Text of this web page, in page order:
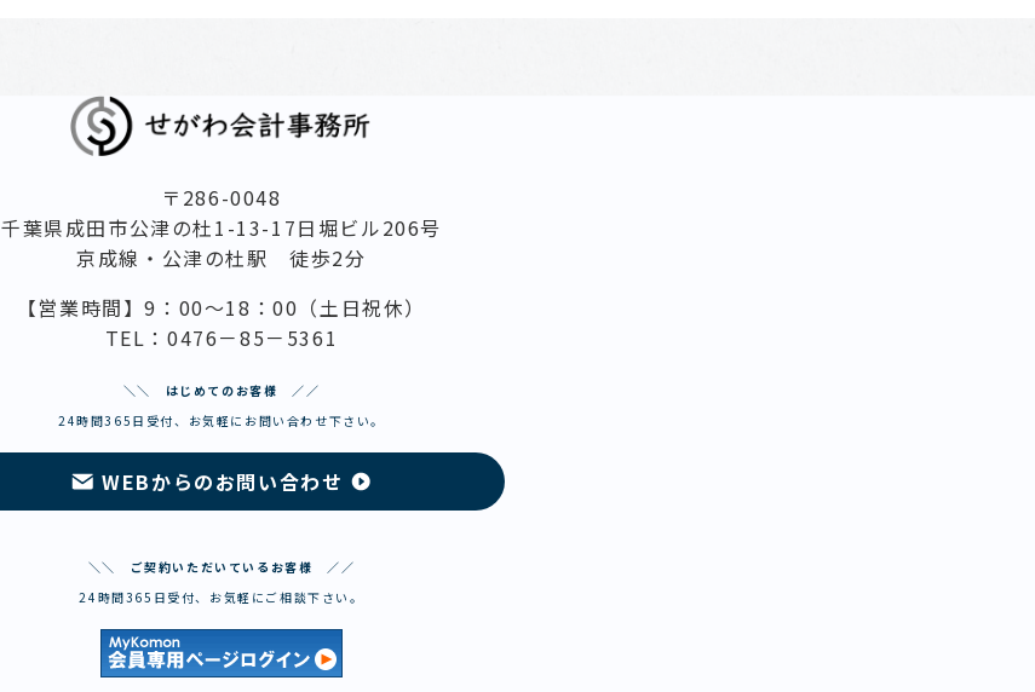
〒286-0048
千葉県成田市公津の杜1-13-17日堀ビル206号
京成線・公津の杜駅 徒歩2分
【営業時間】9：00～18：00（土日祝休）
TEL：0476－85－5361
＼＼ はじめてのお客様 ／／
24時間365日受付、お気軽にお問い合わせ下さい。
WEBからのお問い合わせ
＼＼ ご契約いただいているお客様 ／／
24時間365日受付、お気軽にご相談下さい。